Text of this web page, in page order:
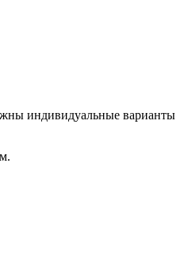
индивидуальные варианты